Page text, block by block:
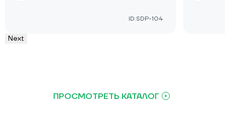
ID:SDP-104
Next
ПРОСМОТРЕТЬ КАТАЛОГ